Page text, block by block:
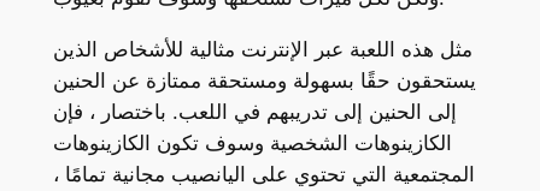
مثل هذه اللعبة عبر الإنترنت مثالية للأشخاص الذين
يستحقون حقًا بسهولة ومستحقة ممتازة عن الحنين
إلى الحنين إلى تدريبهم في اللعب. باختصار ، فإن
الكازينوهات الشخصية وسوف تكون الكازينوهات
المجتمعية التي تحتوي على اليانصيب مجانية تمامًا ،